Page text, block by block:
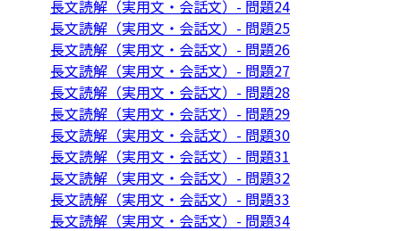
長文読解（実用文・会話文）- 問題24
長文読解（実用文・会話文）- 問題25
長文読解（実用文・会話文）- 問題26
長文読解（実用文・会話文）- 問題27
長文読解（実用文・会話文）- 問題28
長文読解（実用文・会話文）- 問題29
長文読解（実用文・会話文）- 問題30
長文読解（実用文・会話文）- 問題31
長文読解（実用文・会話文）- 問題32
長文読解（実用文・会話文）- 問題33
長文読解（実用文・会話文）- 問題34